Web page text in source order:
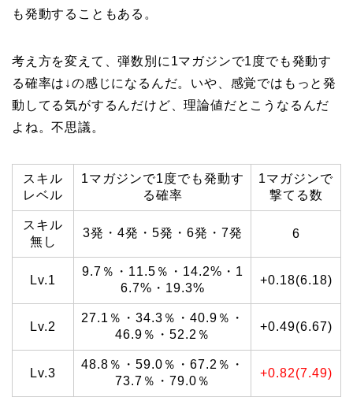
も発動することもある。
考え方を変えて、弾数別に1マガジンで1度でも発動す
る確率は↓の感じになるんだ。いや、感覚ではもっと発
動してる気がするんだけど、理論値だとこうなるんだ
よね。不思議。
スキル
レベル
1マガジンで1度でも発動す
る確率
1マガジンで
撃てる数
スキル
無し
3発・4発・5発・6発・7発 6
Lv.1
9.7％・11.5％・14.2%・1
6.7%・19.3%
+0.18(6.18)
Lv.2
27.1％・34.3％・40.9％・
46.9％・52.2％
+0.49(6.67)
Lv.3
48.8％・59.0％・67.2％・
73.7％・79.0％
+0.82(7.49)